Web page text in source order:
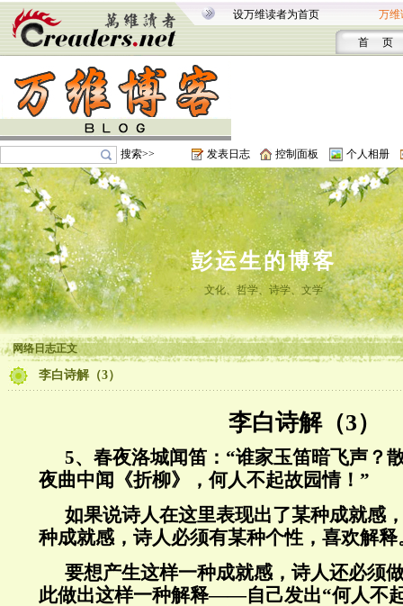
设万维读者为首页 万维
首 页
搜索>> 发表日志 控制面板 个人相册
彭运生的博客
文化、哲学、诗学、文学
网络日志正文
李白诗解（3）
李白诗解（3）
5、春夜洛城闻笛：“谁家玉笛暗飞声？
夜曲中闻《折柳》，何人不起故园情！”
如果说诗人在这里表现出了某种成就感
种成就感，诗人必须有某种个性，喜欢解释
要想产生这样一种成就感，诗人还必须
此做出这样一种解释——自己发出“何人不